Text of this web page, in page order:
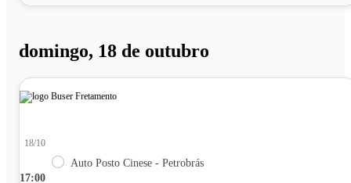
domingo, 18 de outubro
17:00
18/10
Auto Posto Cinese - Petrobrás